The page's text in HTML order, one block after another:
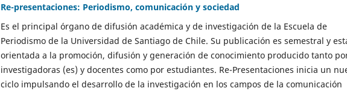
Re-presentaciones: Periodismo, comunicación y sociedad
Es el principal órgano de difusión académica y de investigación de la Escuela de
Periodismo de la Universidad de Santiago de Chile. Su publicación es semestral y
orientada a la promoción, difusión y generación de conocimiento producido tanto
investigadoras (es) y docentes como por estudiantes. Re-Presentaciones inicia un
ciclo impulsando el desarrollo de la investigación en los campos de la comunicación